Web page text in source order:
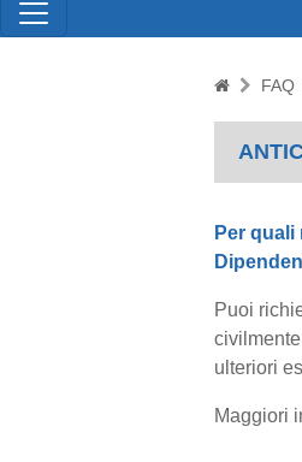
FAQ
Per
Puoi
ulteriori
Maggiori